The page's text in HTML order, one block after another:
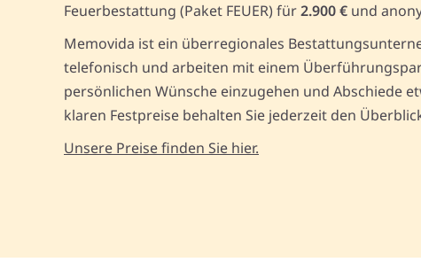
Feuerbestattung (Paket FEUER) für2.900 € und
Memovida ist ein überregionales
telefonisch und arbeiten mit einem
persönlichen Wünsche einzugehen und Abschiede
klaren Festpreise behalten Sie jederzeit den
Unsere Preise finden Sie hier.